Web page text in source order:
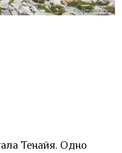
Тенайя. Одно